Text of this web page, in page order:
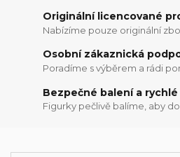
Originální licencované
Nabízíme pouze originální
Osobní zákaznická
Poradíme s výběrem a rádi
Bezpečné balení a
Figurky pečlivě balíme, aby